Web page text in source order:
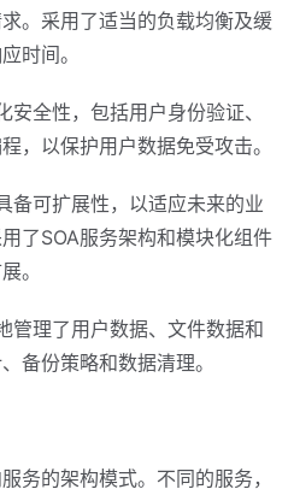
。采用了适当的负载均衡及缓
时间。
全性，包括用户身份验证、
，以保护用户数据免受攻击。
备可扩展性，以适应未来的业
了SOA服务架构和模块化组件
。
管理了用户数据、文件数据和
备份策略和数据清理。
务的架构模式。不同的服务，